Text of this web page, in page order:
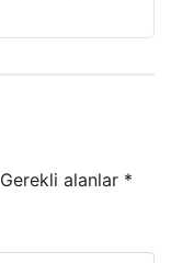
Gerekli alanlar *